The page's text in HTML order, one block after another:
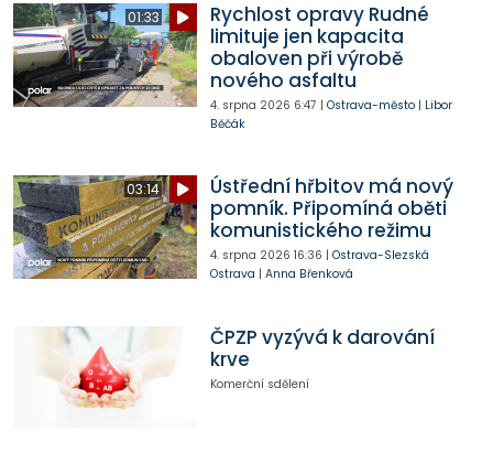
01:33
Rychlost opravy Rudné
limituje jen kapacita
obaloven při výrobě
nového asfaltu
4. srpna 2026 6:47 | Ostrava-město| Libor
Běčák
03:14
Ústřední hřbitov má nový
pomník. Připomíná oběti
komunistického režimu
4. srpna 2026 16:36 | Ostrava-Slezská
Ostrava | Anna Břenková
ČPZP vyzývá k darování
krve
Komerční sdělení